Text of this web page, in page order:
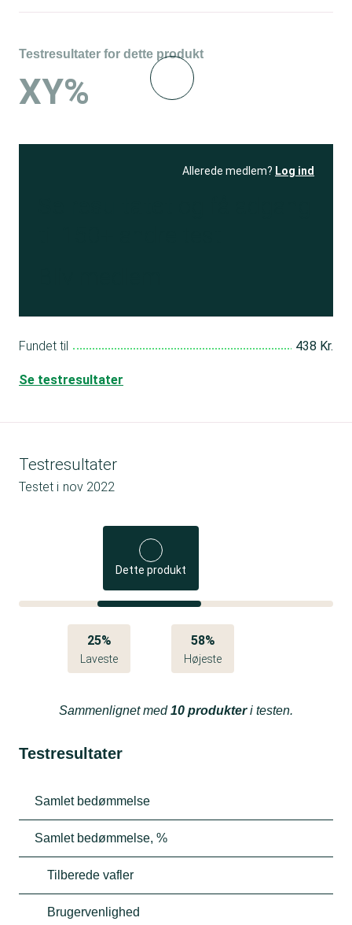
Testresultater for dette produkt
XY%
Allerede medlem? Log ind
Fundet til 438 Kr.
Se testresultater
Testresultater
Testet i nov 2022
Dette produkt
25%
Laveste
58%
Højeste
Sammenlignet med10 produkteri testen.
Testresultater
Samlet bedømmelse
Samlet bedømmelse, %
Tilberede vafler
Brugervenlighed